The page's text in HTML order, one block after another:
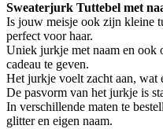
Sweaterjurk Tuttebel met
Is jouw meisje ook zijn kleine
perfect voor haar.
Uniek jurkje met naam en ook
cadeau te geven.
Het jurkje voelt zacht aan, wat
De pasvorm van het jurkje is
In verschillende maten te
glitter en eigen naam.